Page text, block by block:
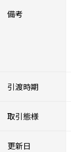
備考
引渡時期
取引態様
更新日